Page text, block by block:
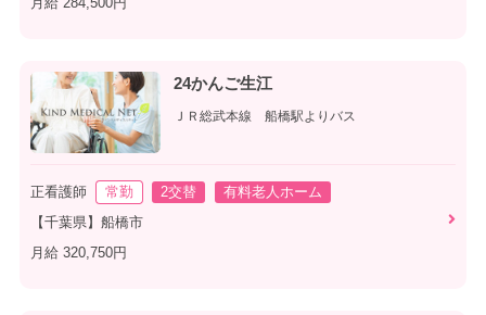
月給 284,500円
24かんご生江
ＪＲ総武本線 船橋駅よりバス
正看護師 常勤 2交替
有料老人ホーム
【千葉県】船橋市
月給 320,750円